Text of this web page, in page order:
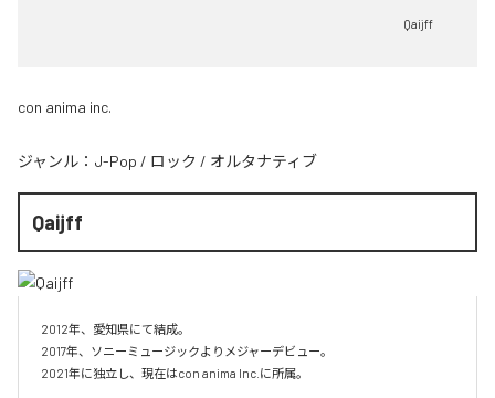
Qaijff
con anima inc.
ジャンル： J-Pop / ロック / オルタナティブ
Qaijff
2012年、愛知県にて結成。
2017年、ソニーミュージックよりメジャーデビュー。
2021年に独立し、現在はcon anima Inc.に所属。